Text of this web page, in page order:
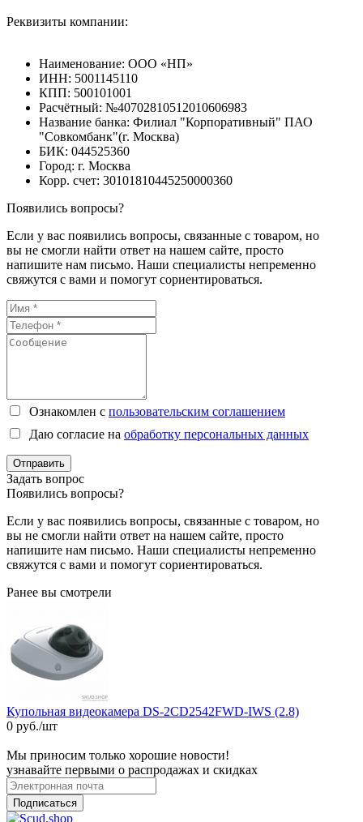
Реквизиты компании:
Наименование: ООО «НП»
ИНН: 5001145110
КПП: 500101001
Расчётный: №40702810512010606983
Название банка: Филиал "Корпоративный" ПАО
"Совкомбанк"(г. Москва)
БИК: 044525360
Город: г. Москва
Корр. счет: 30101810445250000360
Появились вопросы?
Если у вас появились вопросы, связанные с товаром, но
вы не смогли найти ответ на нашем сайте, просто
напишите нам письмо. Наши специалисты непременно
свяжутся с вами и помогут сориентироваться.
Ознакомлен с пользовательским соглашением
Даю согласие на обработку персональных данных
Отправить
Задать вопрос
Появились вопросы?
Если у вас появились вопросы, связанные с товаром, но
вы не смогли найти ответ на нашем сайте, просто
напишите нам письмо. Наши специалисты непременно
свяжутся с вами и помогут сориентироваться.
Ранее вы смотрели
Купольная видеокамера DS-2CD2542FWD-IWS (2.8)
0 руб./шт
Мы приносим только хорошие новости!
узнавайте первыми о распродажах и скидках
Подписаться